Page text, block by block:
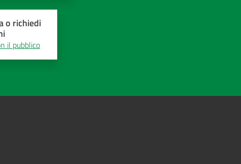
o richiedi
il pubblico